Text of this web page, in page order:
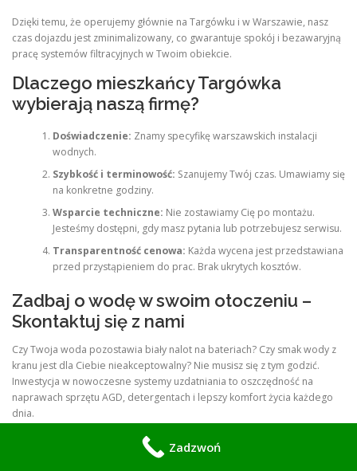
Dzięki temu, że operujemy głównie na Targówku i w Warszawie, nasz
czas dojazdu jest zminimalizowany, co gwarantuje spokój i bezawaryjną
pracę systemów filtracyjnych w Twoim obiekcie.
Dlaczego mieszkańcy Targówka
wybierają naszą firmę?
Doświadczenie: Znamy specyfikę warszawskich instalacji
wodnych.
Szybkość i terminowość: Szanujemy Twój czas. Umawiamy się
na konkretne godziny.
Wsparcie techniczne: Nie zostawiamy Cię po montażu.
Jesteśmy dostępni, gdy masz pytania lub potrzebujesz serwisu.
Transparentność cenowa: Każda wycena jest przedstawiana
przed przystąpieniem do prac. Brak ukrytych kosztów.
Zadbaj o wodę w swoim otoczeniu –
Skontaktuj się z nami
Czy Twoja woda pozostawia biały nalot na bateriach? Czy smak wody z
kranu jest dla Ciebie nieakceptowalny? Nie musisz się z tym godzić.
Inwestycja w nowoczesne systemy uzdatniania to oszczędność na
naprawach sprzętu AGD, detergentach i lepszy komfort życia każdego
dnia.
Zadzwoń